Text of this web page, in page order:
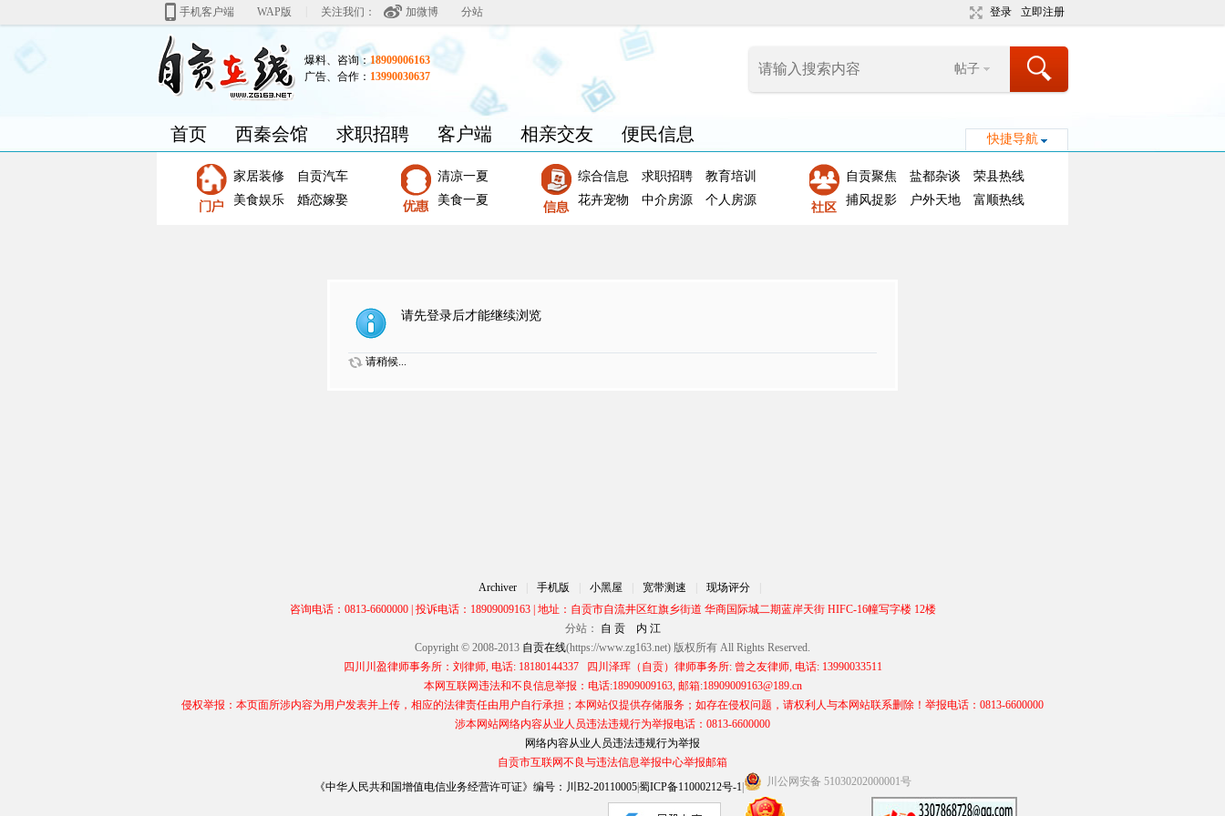
手机客户端 WAP版 关注我们： 加微博 分站 登录 立即注册
爆料、咨询：18909006163
广告、合作： 13990030637
帖子
快捷导航
首页 西秦会馆 求职招聘 客户端 相亲交友 便民信息
家居装修
自贡汽车
美食娱乐
婚恋嫁娶
清凉一夏
美食一夏
综合信息 求职招聘
教育培训
花卉宠物
中介房源 个人房源
自贡聚焦 盐都杂谈
荣县热线
捕风捉影
户外天地 富顺热线
请先登录后才能继续浏览
请稍候...
Archiver 手机版 小黑屋 宽带测速 现场评分
咨询电话：0813-6600000 | 投诉电话：18909009163 | 地址：自贡市自流井区红旗乡街道 华商国际城二期蓝岸天街 HIFC-16幢写字楼 12楼
分站：
自 贡
内 江
Copyright © 2008-2013 自贡在线(https://www.zg163.net) 版权所有 All Rights Reserved.
四川川盈律师事务所：刘律师, 电话: 18180144337 四川泽珲（自贡）律师事务所: 曾之友律师, 电话: 13990033511
本网互联网违法和不良信息举报：电话:18909009163, 邮箱:18909009163@189.cn
侵权举报：本页面所涉内容为用户发表并上传，相应的法律责任由用户自行承担；本网站仅提供存储服务；如存在侵权问题，请权利人与本网站联系删除！举报电话：0813-6600000
涉本网站网络内容从业人员违法违规行为举报电话：0813-6600000
网络内容从业人员违法违规行为举报
自贡市互联网不良与违法信息举报中心举报邮箱
《中华人民共和国增值电信业务经营许可证》编号：川B2-20110005|蜀ICP备11000212号-1 川公网安备 51030202000001号